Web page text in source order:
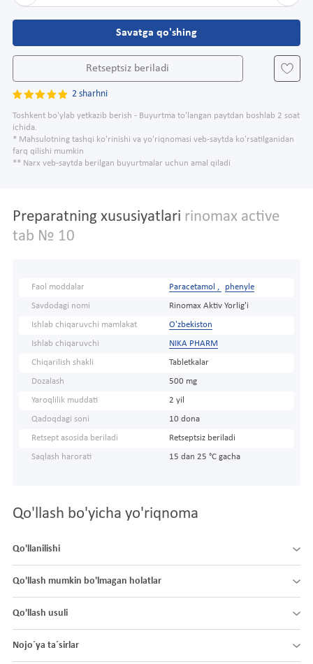
Savatga qo'shing
Retseptsiz beriladi
2 sharhni
Toshkent bo'ylab yetkazib berish - Buyurtma to'langan paytdan boshlab 2 soat
ichida.
* Mahsulotning tashqi ko'rinishi va yo'riqnomasi veb-saytda ko'rsatilganidan
farq qilishi mumkin
** Narx veb-saytda berilgan buyurtmalar uchun amal qiladi
Preparatning xususiyatlari rinomax active
tab № 10
Faol moddalar Paracetamol , phenyle
Savdodagi nomi Rinomax Aktiv Yorlig'i
Ishlab chiqaruvchi mamlakat O'zbekiston
Ishlab chiqaruvchi NIKA PHARM
Chiqarilish shakli Tabletkalar
Dozalash 500 mg
Yaroqlilik muddati 2 yil
Qadoqdagi soni 10 dona
Retsept asosida beriladi Retseptsiz beriladi
Saqlash harorati 15 dan 25 °C gacha
Qo'llash bo'yicha yo'riqnoma
Qo'llanilishi
Qo'llash mumkin bo'lmagan holatlar
Qo'llash usuli
Nojo´ya ta´sirlar